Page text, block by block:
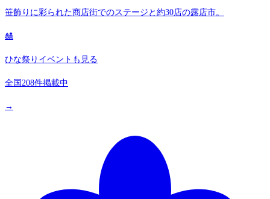
笹飾りに彩られた商店街でのステージと約30店の露店市。
🎎
ひな祭りイベントも見る
全国208件掲載中
→